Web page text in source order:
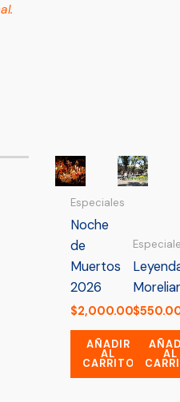
Especiales
Noche
de
Muertos
2026
$2,000.00
AÑADIR
AL
CARRITO
$
AL